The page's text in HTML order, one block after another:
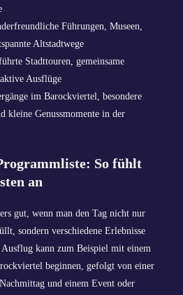
Führungen, Museen,
Altstadtwege
Stadttouren, gemeinsame
Ausflüge
im Barockviertel, besondere
kleine Genussmomente in der
So fühlt
an
gut, wenn man den Tag nicht nur
sondern verschiedene Erlebnisse
kann zum Beispiel mit einem
beginnen, gefolgt von einer
und einem Event oder